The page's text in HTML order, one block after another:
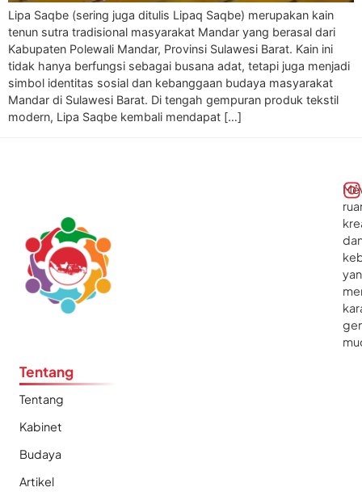
Lipa Saqbe (sering juga ditulis Lipaq Saqbe) merupakan kain
tenun sutra tradisional masyarakat Mandar yang berasal dari
Kabupaten Polewali Mandar, Provinsi Sulawesi Barat. Kain ini
tidak hanya berfungsi sebagai busana adat, tetapi juga menjadi
simbol identitas sosial dan kebanggaan budaya masyarakat
Mandar di Sulawesi Barat. Di tengah gempuran produk tekstil
modern, Lipa Saqbe kembali mendapat […]
Tentang
Tentang
Kabinet
Budaya
Artikel